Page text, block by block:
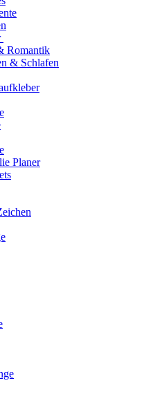
Romantik
& Schlafen
Planer